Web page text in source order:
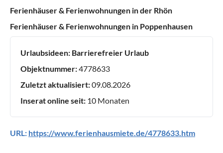
Ferienhäuser & Ferienwohnungen in der Rhön
Ferienhäuser & Ferienwohnungen in Poppenhausen
Urlaubsideen: Barrierefreier Urlaub
Objektnummer:4778633
Zuletzt aktualisiert:09.08.2026
Inserat online seit: 10 Monaten
URL: https://www.ferienhausmiete.de/4778633.htm